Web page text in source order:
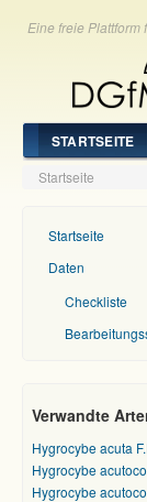
Eine freie Plattform
STARTSEITE
Startseite
Startseite
Daten
Checkliste
Verwandte
Hygrocybe acuta
Hygrocybe
Hygrocybe